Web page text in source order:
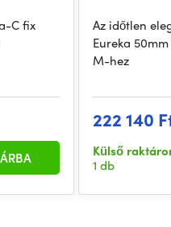
C fix
Az időtlen
Eureka
M-hez
222 140
Külső
1 db